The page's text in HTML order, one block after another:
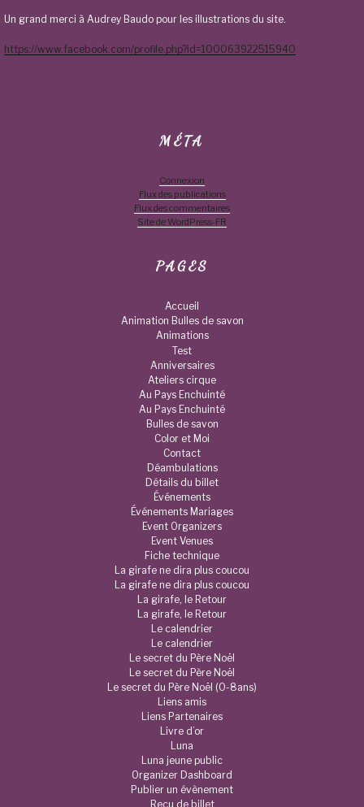
Un grand merci à Audrey Baudo pour les illustrations du site.
https://www.facebook.com/profile.php?id=100063922515940
MÉTA
Connexion
Flux des publications
Flux des commentaires
Site de WordPress-FR
PAGES
Accueil
Animation Bulles de savon
Animations
Test
Anniversaires
Ateliers cirque
Au Pays Enchuinté
Au Pays Enchuinté
Bulles de savon
Color et Moi
Contact
Déambulations
Détails du billet
Événements
Événements Mariages
Event Organizers
Event Venues
Fiche technique
La girafe ne dira plus coucou
La girafe ne dira plus coucou
La girafe, le Retour
La girafe, le Retour
Le calendrier
Le calendrier
Le secret du Père Noël
Le secret du Père Noël
Le secret du Père Noël (0-8ans)
Liens amis
Liens Partenaires
Livre d’or
Luna
Luna jeune public
Organizer Dashboard
Publier un évènement
Reçu de billet